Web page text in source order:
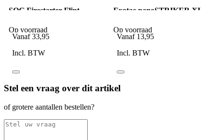
SOG Firestarter Flint
Op voorraad
Vanaf 33,95
Incl. BTW
Exotac nanoSTRIKER XL
Op voorraad
Vanaf 13,95
Incl. BTW
Stel een vraag over dit artikel
of grotere aantallen bestellen?